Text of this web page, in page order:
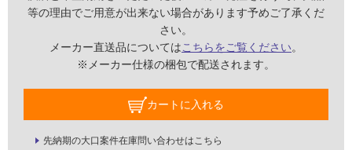
等の理由でご用意が出来ない場合があります予めご了承くだ
さい。
メーカー直送品についてはこちらをご覧ください。
※メーカー仕様の梱包で配送されます。
カートに入れる
先納期の大口案件在庫問い合わせはこちら
る
注
意
適